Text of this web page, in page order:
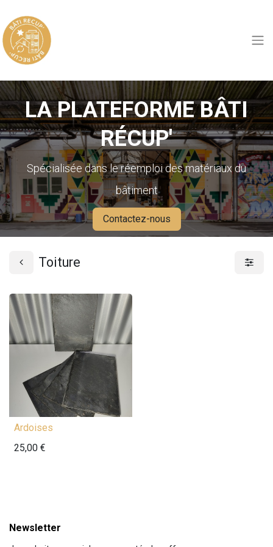
LA PLATEFORME BÂTI
RÉCUP'
Spécialisée dans le réemploi des matériaux du
bâtiment
Contactez-nous
Toiture
Ardoises
25,00 €
Newsletter